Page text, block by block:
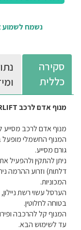
נשמח לשמוע
סקירה
כללית
מנוף אדם לרכב
מנוף אדם לרכב מסייע
המנוף החשמלי מופעל
גורם מסייע.
דלתות) וזרוע ההרמה
המכוניות.
הערסל עשוי רשת
בטוחה לחלוטין.
המנוף קל להרכבה
עד לשימוש הבא.